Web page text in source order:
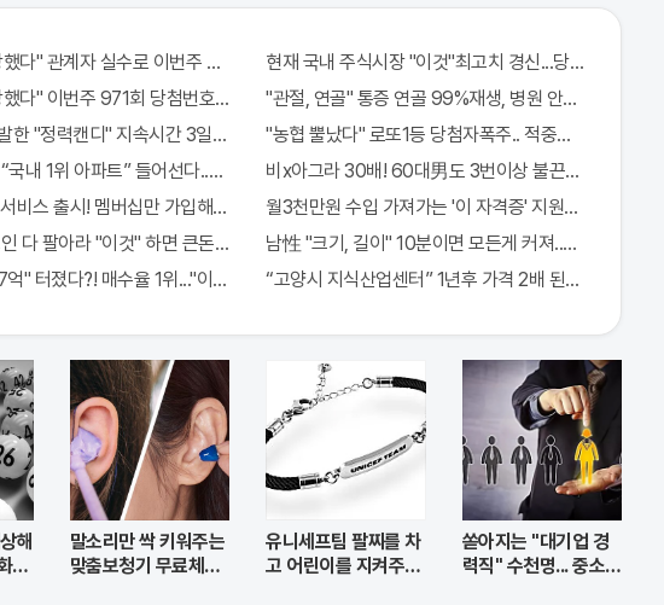
북
톡
다" 관계자 실수로 이번주 971회차 번호 6자리 공개!? 꼭 확인해라!
다" 이번주 971회 당첨번호 6자리 모두 유출...관계자 실수로 "비상"!
한 "정력캔디" 지속시간 3일!! 충격!!
내 1위 아파트” 들어선다..충격!
비스 출시! 멤버십만 가입해도 "최신가전" 선착순 100% 무료 경품지원!!
다 팔아라 "이것" 하면 큰돈 번다!
" 터졌다?! 매수율 1위..."이종목" 당장사라!
현재 국내 주식시장 "이것"최고치 경신...당장 매수해라!!
"관절, 연골" 통증 연골 99%재생, 병원 안가도돼... "충격"
"농협 뿔났다" 로또1등 당첨자폭주.. 적중률87%
비x아그라 30배! 60대男도 3번이상 불끈불끈!
월3천만원 수입 가져가는 '이 자격증' 지원자 몰려!
남性 "크기, 길이" 10분이면 모든게 커져..화제!
“고양시 지식산업센터” 1년후 가격 2배 된다..이유는?
해
말소리만 싹 키워주는
맞춤보청기 무료체험
유니세프팀 팔찌를 차
고 어린이를 지켜주세
쏟아지는 "대기업 경
력직" 수천명... 중소기